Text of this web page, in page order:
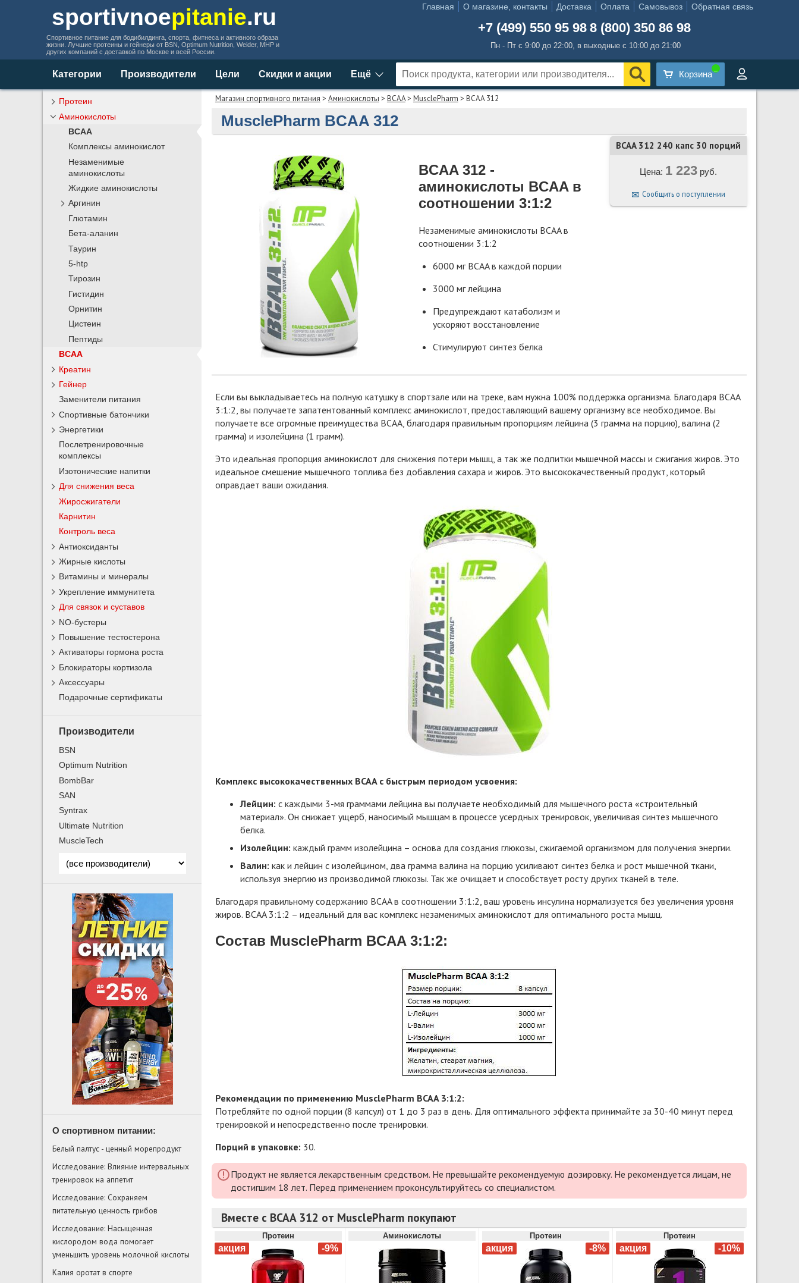
sportivnoepitanie.ru
Спортивное питание для бодибилдинга, спорта, фитнеса и активного образа
жизни. Лучшие протеины и гейнеры от BSN, Optimum Nutrition, Weider, MHP и
других компаний с доставкой по Москве и всей России.
Главная О магазине, контакты Доставка Оплата Самовывоз Обратная связь
+7 (499) 550 95 98 8 (800) 350 86 98
Пн - Пт с 9:00 до 22:00, в выходные с 10:00 до 21:00
Категории Производители Цели Скидки и акции Ещё Корзина
Магазин спортивного питания > Аминокислоты > BCAA> MusclePharm > BCAA 312
MusclePharm BCAA 312
BCAA 312 -
аминокислоты BCAA в
соотношении 3:1:2
Незаменимые аминокислоты BCAA в
соотношении 3:1:2
6000 мг BCAA в каждой порции
3000 мг лейцина
Предупреждают катаболизм и
ускоряют восстановление
Стимулируют синтез белка
BCAA 312 240 капс 30 порций
Цена: 1 223руб.
Сообщить о поступлении
Если вы выкладываетесь на полную катушку в спортзале или на треке, вам нужна 100% поддержка организма. Благодаря BCAA
3:1:2, вы получаете запатентованный комплекс аминокислот, предоставляющий вашему организму все необходимое. Вы
получаете все огромные преимущества BCAA, благодаря правильным пропорциям лейцина (3 грамма на порцию), валина (2
грамма) и изолейцина (1 грамм).
Это идеальная пропорция аминокислот для снижения потери мышц, а так же подпитки мышечной массы и сжигания жиров. Это
идеальное смешение мышечного топлива без добавления сахара и жиров. Это высококачественный продукт, который
оправдает ваши ожидания.
Комплекс высококачественных BCAA с быстрым периодом усвоения:
Лейцин: с каждыми 3-мя граммами лейцина вы получаете необходимый для мышечного роста «строительный
материал». Он снижает ущерб, наносимый мышцам в процессе усердных тренировок, увеличивая синтез мышечного
белка.
Изолейцин: каждый грамм изолейцина – основа для создания глюкозы, сжигаемой организмом для получения энергии.
Валин: как и лейцин с изолейцином, два грамма валина на порцию усиливают синтез белка и рост мышечной ткани,
используя энергию из производимой глюкозы. Так же очищает и способствует росту других тканей в теле.
Благодаря правильному содержанию BCAA в соотношении 3:1:2, ваш уровень инсулина нормализуется без увеличения уровня
жиров. BCAA 3:1:2 – идеальный для вас комплекс незаменимых аминокислот для оптимального роста мышц.
Состав MusclePharm BCAA 3:1:2:
Рекомендации по применению MusclePharm BCAA 3:1:2:
Потребляйте по одной порции (8 капсул) от 1 до 3 раз в день. Для оптимального эффекта принимайте за 30-40 минут перед
тренировкой и непосредственно после тренировки.
Порций в упаковке: 30.
Продукт не является лекарственным средством. Не превышайте рекомендуемую дозировку. Не рекомендуется лицам, не
достигшим 18 лет. Перед применением проконсультируйтесь со специалистом.
Вместе с BCAA 312 от MusclePharm покупают
Протеин Аминокислоты Протеин Протеин
Протеин
Аминокислоты
BCAA
Комплексы аминокислот
Незаменимые
аминокислоты
Жидкие аминокислоты
Аргинин
Глютамин
Бета-аланин
Таурин
5-htp
Тирозин
Гистидин
Орнитин
Цистеин
Пептиды
BCAA
Креатин
Гейнер
Заменители питания
Спортивные батончики
Энергетики
Послетренировочные
комплексы
Изотонические напитки
Для снижения веса
Жиросжигатели
Карнитин
Контроль веса
Антиоксиданты
Жирные кислоты
Витамины и минералы
Укрепление иммунитета
Для связок и суставов
NO-бустеры
Повышение тестостерона
Активаторы гормона роста
Блокираторы кортизола
Аксессуары
Подарочные сертификаты
Производители
BSN
Optimum Nutrition
BombBar
SAN
Syntrax
Ultimate Nutrition
MuscleTech
О спортивном питании:
Белый палтус - ценный морепродукт
Исследование: Влияние интервальных
тренировок на аппетит
Исследование: Сохраняем
питательную ценность грибов
Исследование: Насыщенная
кислородом вода помогает
уменьшить уровень молочной кислоты
Калия оротат в спорте